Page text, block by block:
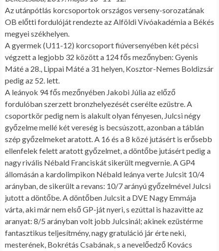
Az utánpótlás korcsoportok országos verseny-sorozatának
OB előtti fordulóját rendezte az Alföldi Vívóakadémia a Békés
megyei székhelyen.
A gyermek (U11-12) korcsoport fiúversenyében két pécsi
végzett a legjobb 32 között a 124 fős mezőnyben: Gyenis
Máté a 28., Lippai Máté a 31 helyen, Kosztor-Nemes Boldizsár
pedig az 52. lett.
A leányok 94 fős mezőnyében Jakobi Júlia az előző
fordulóban szerzett bronzhelyezését cserélte ezüstre. A
csoportkör pedig nem is alakult olyan fényesen, Julcsi négy
győzelme mellé két vereség is becsúszott, azonban a táblán
szép győzelmeket aratott. A 16 és a 8 közé jutásért is erősebb
ellenfelek felett aratott győzelmet, a döntőbe jutásért pedig a
nagy rivális Nébald Franciskát sikerült megvernie. A GP4
állomásán a kardolimpikon Nébald leánya verte Julcsit 10/4
arányban, de sikerült a revans: 10/7 arányú győzelmével Julcsi
jutott a döntőbe. A döntőben Julcsit a DVE Nagy Emmája
várta, aki már nem első GP-ját nyeri, s ezúttal is hazavitte az
aranyat: 8/5 arányban volt jobb Julcsinál; akinek ezüstérme
fantasztikus teljesítmény, nagy gratuláció jár érte neki,
mesterének, Bokrétás Csabának, s a nevelőedző Kovács